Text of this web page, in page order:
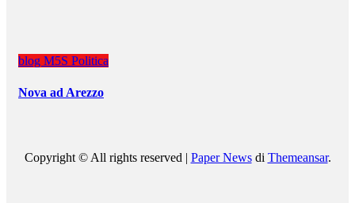
blog M5S Politica
Nova ad Arezzo
Copyright © All rights reserved | Paper Newsdi Themeansar.